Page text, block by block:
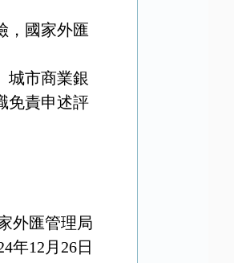
，國家外匯
城市商業銀
免責申述評
外匯管理局
年12 月 26日